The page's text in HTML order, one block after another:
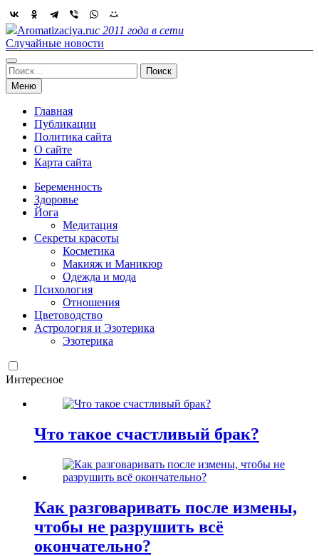
Skip
to
content
Aromatizaciya.ruс 2011 года в сети
Случайные новости
Найти:
Меню
Главная
Публикации
Политика сайта
О сайте
Карта сайта
Беременность
Здоровье
Йога
Медитация
Секреты красоты
Косметика
Макияж и Маникюр
Одежда и мода
Психология
Отношения
Цветоводство
Астрология и Эзотерика
Эзотерика
Интересное
Что такое счастливый брак?
Как разговаривать после измены,
чтобы не разрушить всё
окончательно?